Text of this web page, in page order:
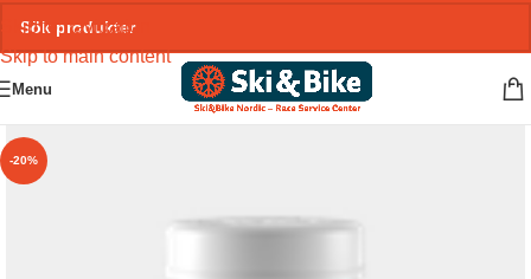
Skip to navigation
Skip to main content
Menu
-20%